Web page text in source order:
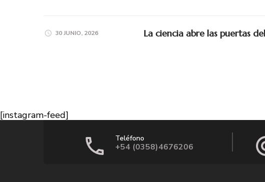
30 JUNIO, 2026 La ciencia abre las puertas
[instagram-feed]
Teléfono
+54 (0358)4676206